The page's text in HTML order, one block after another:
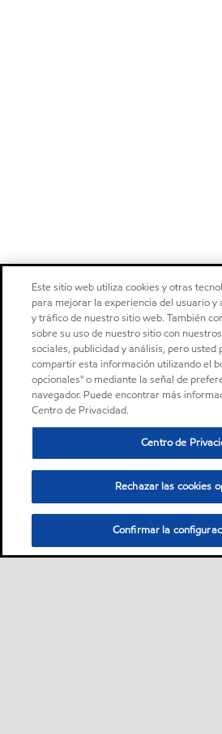
Este sitio web utiliza cookies y otras
para mejorar la experiencia del usuario
y tráfico de nuestro sitio web. También
sobre su uso de nuestro sitio con
sociales, publicidad y análisis, pero usted
compartir esta información utilizando el
opcionales" o mediante la señal de
navegador. Puede encontrar más
Centro de Privacidad.
Centro de
Rechazar las cookies
Confirmar la